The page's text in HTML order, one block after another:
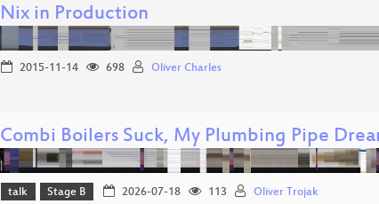
Nix in Production
2015-11-14 698 Oliver Charles
Combi Boilers Suck, My Plumbing Pipe
talk Stage B 2026-07-18 113 Oliver Trojak